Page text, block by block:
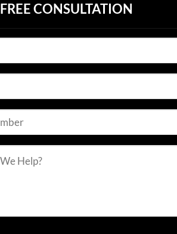
FREE CONSULTATION